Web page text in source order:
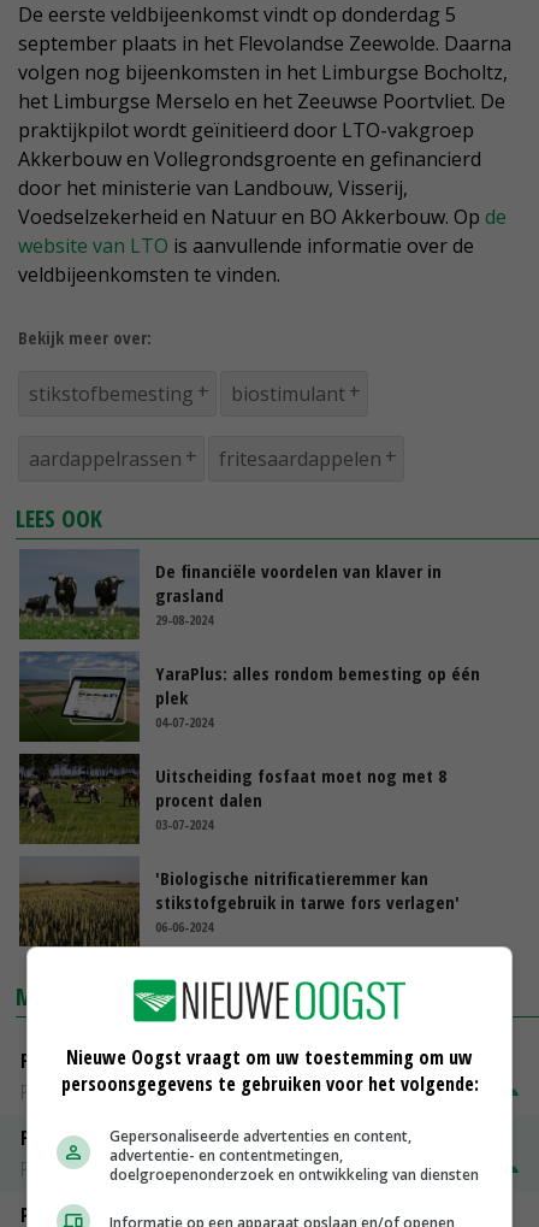
De eerste veldbijeenkomst vindt op donderdag 5
september plaats in het Flevolandse Zeewolde. Daarna
volgen nog bijeenkomsten in het Limburgse Bocholtz,
het Limburgse Merselo en het Zeeuwse Poortvliet. De
praktijkpilot wordt geïnitieerd door LTO-vakgroep
Akkerbouw en Vollegrondsgroente en gefinancierd
door het ministerie van Landbouw, Visserij,
Voedselzekerheid en Natuur en BO Akkerbouw. Op de
website van LTO is aanvullende informatie over de
veldbijeenkomsten te vinden.
Bekijk meer over:
stikstofbemesting biostimulant
aardappelrassen fritesaardappelen
LEES OOK
De financiële voordelen van klaver in
grasland
29-08-2024
YaraPlus: alles rondom bemesting op één
plek
04-07-2024
Uitscheiding fosfaat moet nog met 8
procent dalen
03-07-2024
'Biologische nitrificatieremmer kan
stikstofgebruik in tarwe fors verlagen'
06-06-2024
MARKTPRIJZEN
Fontane
PotatoNL
€ 15,00~ € 23,00
Fritesgeschikt NL Du Be
PotatoNL
€ 15,00~ € 23,00
Peen
Nieuwe Oogst vraagt om uw toestemming om uw
persoonsgegevens te gebruiken voor het volgende:
Gepersonaliseerde advertenties en content,
advertentie- en contentmetingen,
doelgroepenonderzoek en ontwikkeling van diensten
Informatie op een apparaat opslaan en/of openen